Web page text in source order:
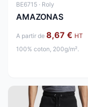
BE6715 · Roly
AMAZONAS
A partir de 8,67 € HT
100% coton, 200g/m².